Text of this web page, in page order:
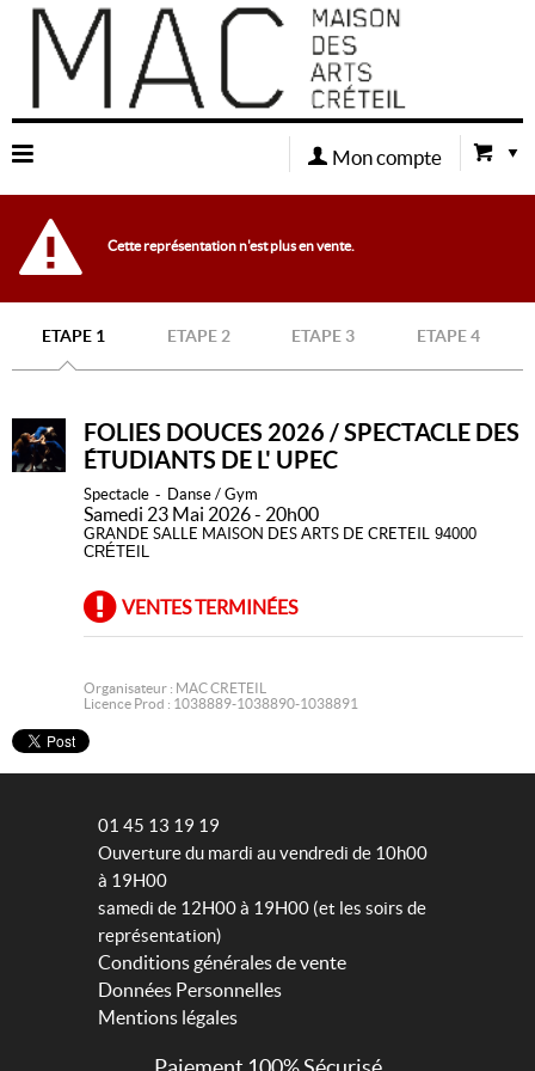
à
l'accueil
au site
Mon compte
Cette représentation n'est plus en vente.
ETAPE 1 ETAPE 2 ETAPE 3 ETAPE 4
FOLIES DOUCES 2026 / SPECTACLE DES
ÉTUDIANTS DE L' UPEC
Spectacle Danse / Gym
Samedi 23 Mai 2026 - 20h00
GRANDE SALLE MAISON DES ARTS DE CRETEIL 94000
CRÉTEIL
VENTES TERMINÉES
Organisateur : MAC CRETEIL
Licence Prod : 1038889-1038890-1038891
01 45 13 19 19
Ouverture du mardi au vendredi de 10h00
à 19H00
samedi de 12H00 à 19H00 (et les soirs de
représentation)
Conditions générales de vente
Données Personnelles
Mentions légales